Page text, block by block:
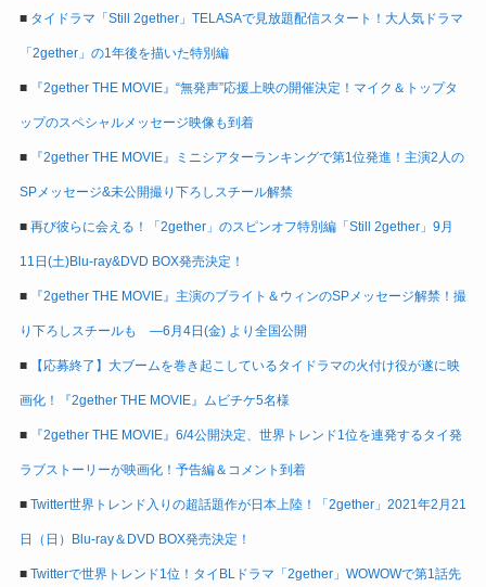
■ タイドラマ「Still 2gether」TELASAで見放題配信スタート！大人気ドラマ
「2gether」の1年後を描いた特別編
■ 『2gether THE MOVIE』“無発声”応援上映の開催決定！マイク＆トップタ
ップのスペシャルメッセージ映像も到着
■ 『2gether THE MOVIE』ミニシアターランキングで第1位発進！主演2人の
SPメッセージ&未公開撮り下ろしスチール解禁
■ 再び彼らに会える！「2gether」のスピンオフ特別編「Still 2gether」9月
11日(土)Blu-ray&DVD BOX発売決定！
■ 『2gether THE MOVIE』主演のブライト＆ウィンのSPメッセージ解禁！撮
り下ろしスチールも ―6月4日(金) より全国公開
■ 【応募終了】大ブームを巻き起こしているタイドラマの火付け役が遂に映
画化！『2gether THE MOVIE』ムビチケ5名様
■ 『2gether THE MOVIE』6/4公開決定、世界トレンド1位を連発するタイ発
ラブストーリーが映画化！予告編＆コメント到着
■ Twitter世界トレンド入りの超話題作が日本上陸！「2gether」2021年2月21
日（日）Blu-ray＆DVD BOX発売決定！
■ Twitterで世界トレンド1位！タイBLドラマ「2gether」WOWOWで第1話先